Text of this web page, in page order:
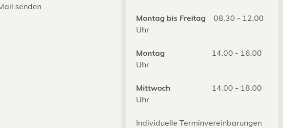
senden
Montag bis Freitag 08.30 - 12.00
Uhr
Montag
14.00 - 16.00
Uhr
Mittwoch
14.00 - 18.00
Uhr
Individuelle Terminvereinbarungen